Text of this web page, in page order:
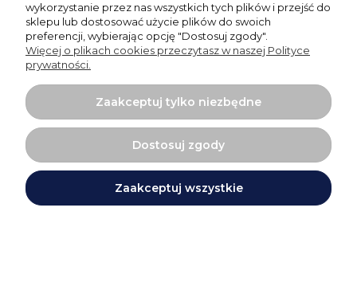
sprawie pozasądowego rozwiązywania sporów
konsumenckich, czy też odmawia takiego udziału.
Artykuł 9
1. Administratorem danych osobowych Klientów jest
Sprzedawca - ABC PAPIER, ul. Związkowa 27, 20-148
wykorzystanie przez nas wszystkich tych plików i przejść do
sklepu lub dostosować użycie plików do swoich
preferencji, wybierając opcję "Dostosuj zgody".
Więcej o plikach cookies przeczytasz w naszej Polityce
prywatności.
Zaakceptuj tylko niezbędne
Dostosuj zgody
Zaakceptuj wszystkie